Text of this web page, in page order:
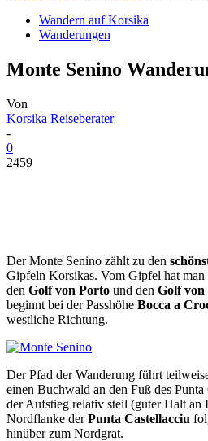
Wandern auf Korsika
Wanderungen
Monte Senino
Von
Korsika Reiseberater
-
0
2459
Der Monte Senino zählt zu den
Gipfeln Korsikas. Vom Gipfel hat
den Golf von Porto und den Golf von
beginnt bei der Passhöhe Bocca a
westliche Richtung.
Der Pfad der Wanderung führt
einen Buchwald an den Fuß des
der Aufstieg relativ steil (guter Halt an
Nordflanke derPunta Castellacciu
hinüber zum Nordgrat.